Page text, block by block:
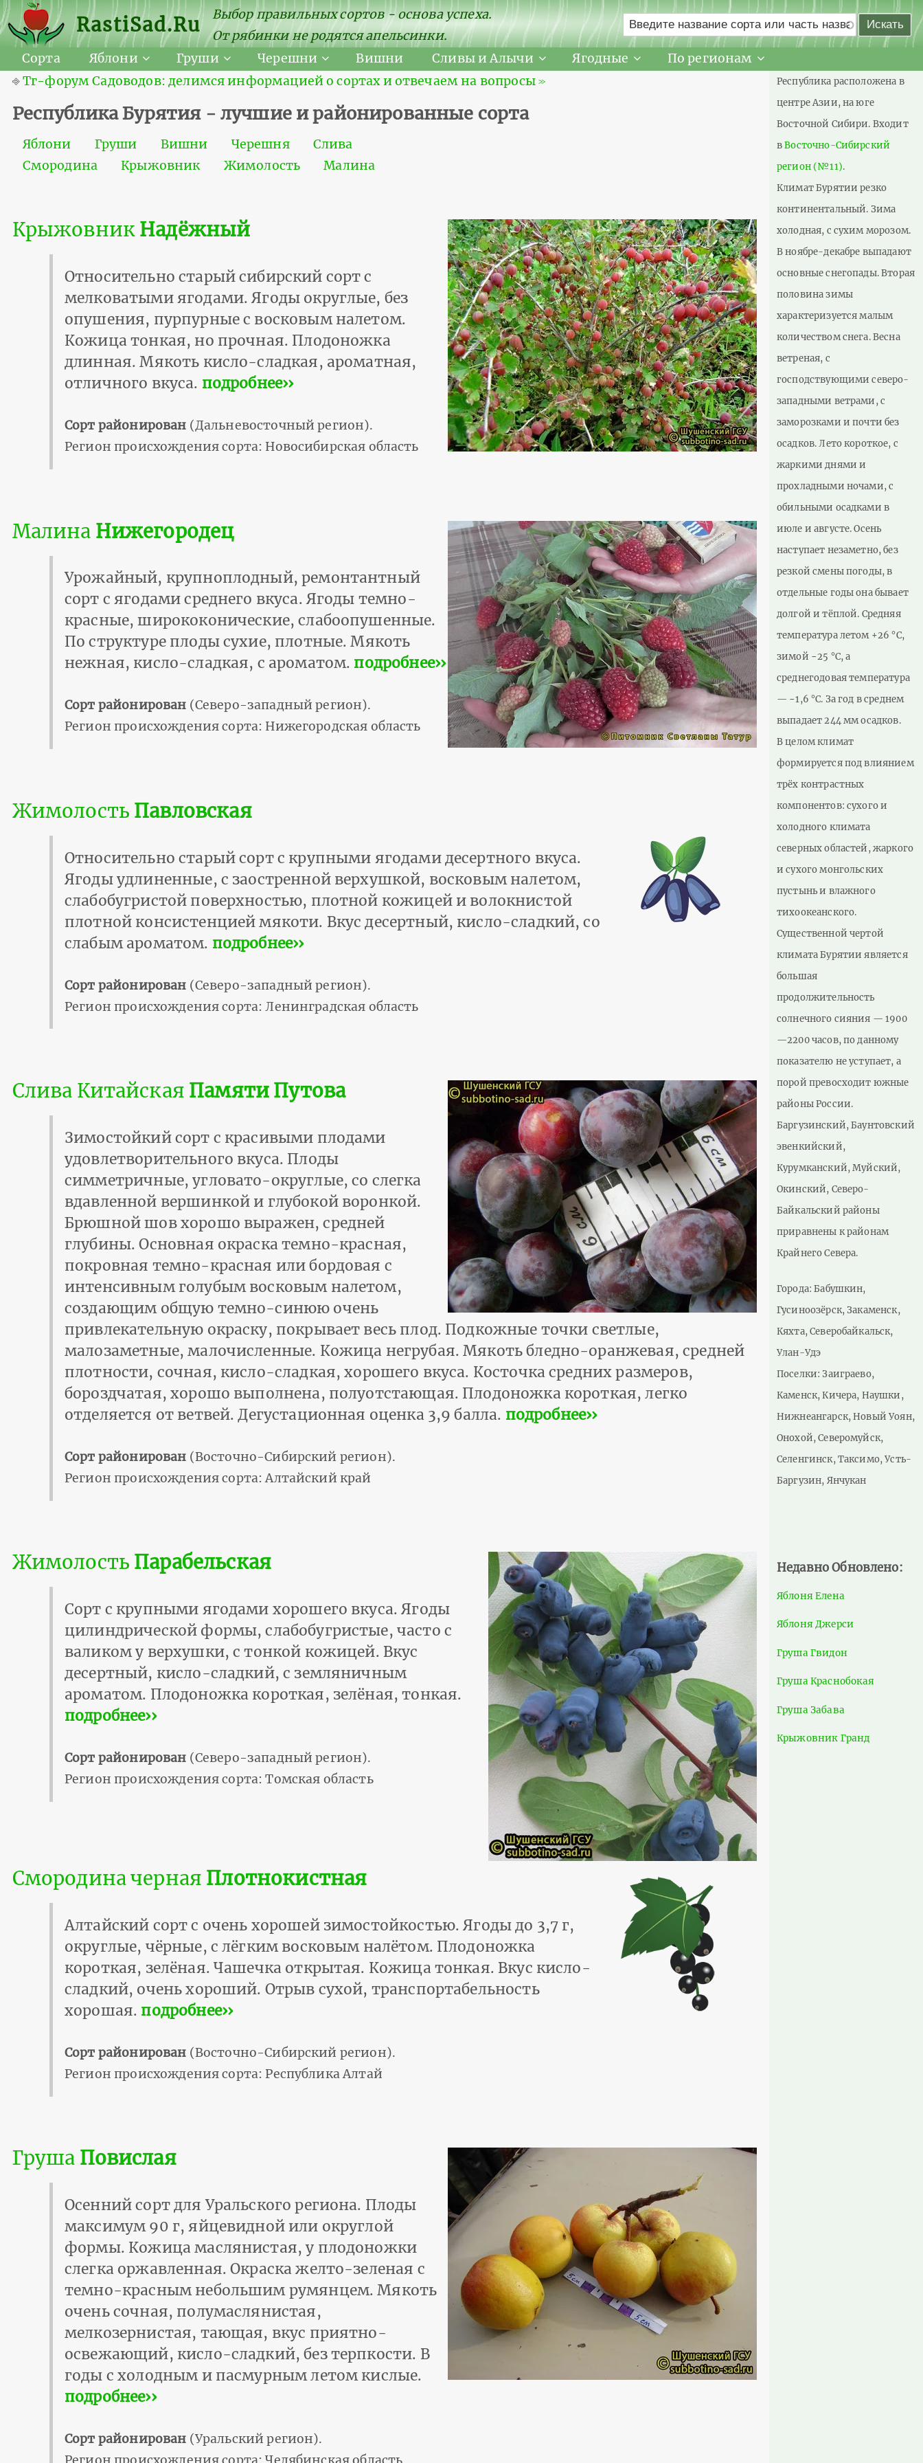
RastiSad.Ru
Выбор правильных сортов - основа успеха.
От рябинки не родятся апельсинки.
Сорта
Яблони Груши Черешни Вишни Сливы и Алычи Ягодные
По регионам
⎆Тг-форум Садоводов: делимся информацией о сортах и отвечаем на вопросы ≫
Республика Бурятия - лучшие и районированные сорта
Яблони Груши Вишни Черешня
Слива
Смородина
Крыжовник Жимолость Малина
Крыжовник Надёжный
Относительно старый сибирский сорт с
мелковатыми ягодами. Ягоды округлые, без
опушения, пурпурные с восковым налетом.
Кожица тонкая, но прочная. Плодоножка
длинная. Мякоть кисло-сладкая, ароматная,
отличного вкуса. подробнее››
Сорт районирован (Дальневосточный регион).
Регион происхождения сорта: Новосибирская область
Малина Нижегородец
Урожайный, крупноплодный, ремонтантный
сорт с ягодами среднего вкуса. Ягоды темно-
красные, ширококонические, слабоопушенные.
По структуре плоды сухие, плотные. Мякоть
нежная, кисло-сладкая, с ароматом. подробнее››
Сорт районирован (Северо-западный регион).
Регион происхождения сорта: Нижегородская область
Жимолость Павловская
Относительно старый сорт с крупными ягодами десертного вкуса.
Ягоды удлиненные, с заостренной верхушкой, восковым налетом,
слабобугристой поверхностью, плотной кожицей и волокнистой
плотной консистенцией мякоти. Вкус десертный, кисло-сладкий, со
слабым ароматом. подробнее››
Сорт районирован (Северо-западный регион).
Регион происхождения сорта: Ленинградская область
Слива Китайская Памяти Путова
Зимостойкий сорт с красивыми плодами
удовлетворительного вкуса. Плоды
симметричные, угловато-округлые, со слегка
вдавленной вершинкой и глубокой воронкой.
Брюшной шов хорошо выражен, средней
глубины. Основная окраска темно-красная,
покровная темно-красная или бордовая с
интенсивным голубым восковым налетом,
создающим общую темно-синюю очень
привлекательную окраску, покрывает весь плод. Подкожные точки светлые,
малозаметные, малочисленные. Кожица негрубая. Мякоть бледно-оранжевая, средней
плотности, сочная, кисло-сладкая, хорошего вкуса. Косточка средних размеров,
бороздчатая, хорошо выполнена, полуотстающая. Плодоножка короткая, легко
отделяется от ветвей. Дегустационная оценка 3,9 балла. подробнее››
Сорт районирован (Восточно-Сибирский регион).
Регион происхождения сорта: Алтайский край
Жимолость Парабельская
Сорт с крупными ягодами хорошего вкуса. Ягоды
цилиндрической формы, слабобугристые, часто с
валиком у верхушки, с тонкой кожицей. Вкус
десертный, кисло-сладкий, с земляничным
ароматом. Плодоножка короткая, зелёная, тонкая.
подробнее››
Сорт районирован (Северо-западный регион).
Регион происхождения сорта: Томская область
Смородина черная Плотнокистная
Алтайский сорт с очень хорошей зимостойкостью. Ягоды до 3,7 г,
округлые, чёрные, с лёгким восковым налётом. Плодоножка
короткая, зелёная. Чашечка открытая. Кожица тонкая. Вкус кисло-
сладкий, очень хороший. Отрыв сухой, транспортабельность
хорошая. подробнее››
Сорт районирован (Восточно-Сибирский регион).
Регион происхождения сорта: Республика Алтай
Груша Повислая
Осенний сорт для Уральского региона. Плоды
максимум 90 г, яйцевидной или округлой
формы. Кожица маслянистая, у плодоножки
слегка оржавленная. Окраска желто-зеленая с
темно-красным небольшим румянцем. Мякоть
очень сочная, полумаслянистая,
мелкозернистая, тающая, вкус приятно-
освежающий, кисло-сладкий, без терпкости. В
годы с холодным и пасмурным летом кислые.
подробнее››
Сорт районирован (Уральский регион).
Республика расположена в
центре Азии, на юге
Восточной Сибири. Входит
вВосточно-Сибирский
регион (№11).
Климат Бурятии резко
континентальный. Зима
холодная, с сухим морозом.
В ноябре-декабре выпадают
основные снегопады. Вторая
половина зимы
характеризуется малым
количеством снега. Весна
ветреная, с
господствующими северо-
западными ветрами, с
заморозками и почти без
осадков. Лето короткое, с
жаркими днями и
прохладными ночами, с
обильными осадками в
июле и августе. Осень
наступает незаметно, без
резкой смены погоды, в
отдельные годы она бывает
долгой и тёплой. Средняя
температура летом +26 °С,
зимой −25 °С, а
среднегодовая температура
— −1,6 °С. За год в среднем
выпадает 244 мм осадков.
В целом климат
формируется под влиянием
трёх контрастных
компонентов: сухого и
холодного климата
северных областей, жаркого
и сухого монгольских
пустынь и влажного
тихоокеанского.
Существенной чертой
климата Бурятии является
большая
продолжительность
солнечного сияния — 1900
—2200 часов, по данному
показателю не уступает, а
порой превосходит южные
районы России.
Баргузинский, Баунтовский
эвенкийский,
Курумканский, Муйский,
Окинский, Северо-
Байкальский районы
приравнены к районам
Крайнего Севера.
Города: Бабушкин,
Гусиноозёрск, Закаменск,
Кяхта, Северобайкальск,
Улан-Удэ
Поселки: Заиграево,
Каменск, Кичера, Наушки,
Нижнеангарск, Новый Уоян,
Онохой, Северомуйск,
Селенгинск, Таксимо, Усть-
Баргузин, Янчукан
Недавно Обновлено:
Яблоня Елена
Яблоня Джерси
Груша Гвидон
Груша Краснобокая
Груша Забава
Крыжовник Гранд